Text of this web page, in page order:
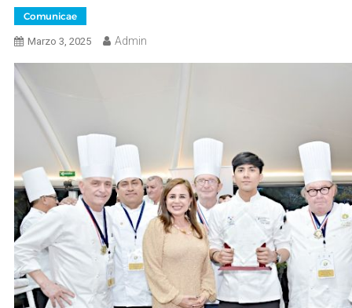
Comunicae
Marzo 3, 2025 Admin